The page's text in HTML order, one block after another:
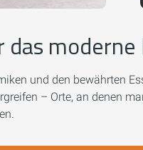
moderne
und den bewährten
– Orte, an denen